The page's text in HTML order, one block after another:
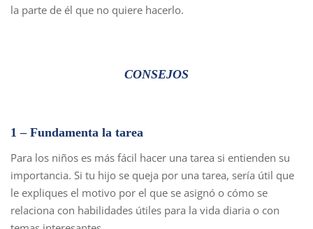
la parte de él que no quiere hacerlo.
CONSEJOS
1 – Fundamenta la tarea
Para los niños es más fácil hacer una tarea si entienden su
importancia. Si tu hijo se queja por una tarea, sería útil que
le expliques el motivo por el que se asignó o cómo se
relaciona con habilidades útiles para la vida diaria o con